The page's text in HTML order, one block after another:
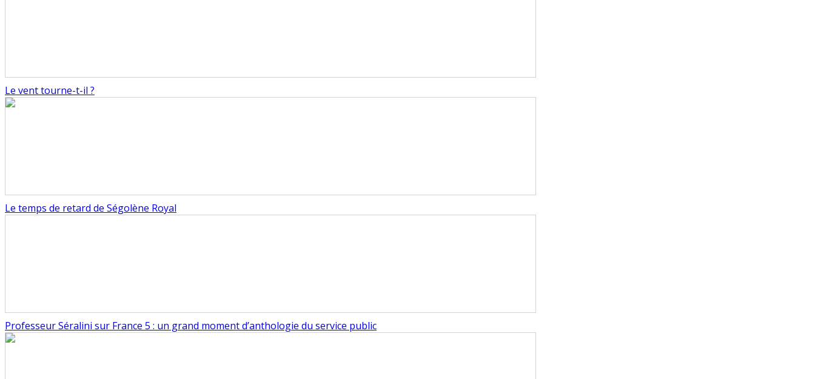
Le vent tourne-t-il ?
Le temps de retard de Ségolène Royal
Professeur Séralini sur France 5 : un grand moment d’anthologie du service public